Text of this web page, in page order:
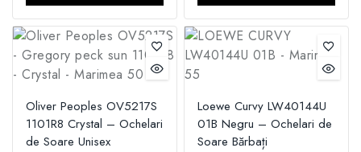
Oliver Peoples OV5217S
1101R8 Crystal – Ochelari
de Soare Unisex
Loewe Curvy LW40144U
01B Negru – Ochelari de
Soare Bărbați